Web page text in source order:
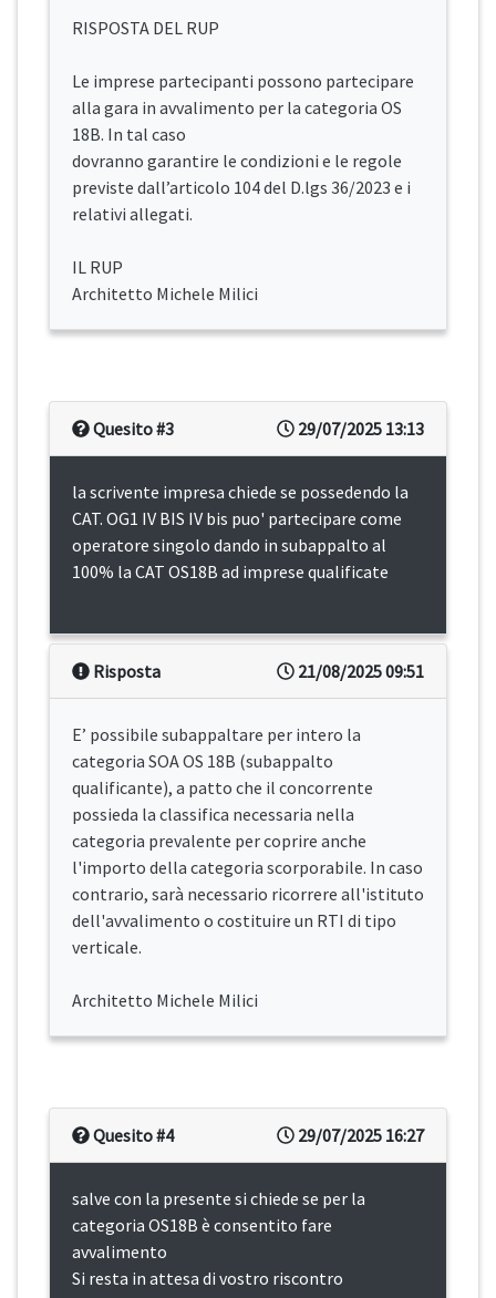
RISPOSTA DEL RUP
Le imprese partecipanti possono partecipare
alla gara in avvalimento per la categoria OS
18B. In tal caso
dovranno garantire le condizioni e le regole
previste dall’articolo 104 del D.lgs 36/2023 e i
relativi allegati.
IL RUP
Architetto Michele Milici
29/07/2025 13:13
Quesito #3
la scrivente impresa chiede se possedendo la
CAT. OG1 IV BIS IV bis puo' partecipare come
operatore singolo dando in subappalto al
100% la CAT OS18B ad imprese qualificate
21/08/2025 09:51
Risposta
E’ possibile subappaltare per intero la
categoria SOA OS 18B (subappalto
qualificante), a patto che il concorrente
possieda la classifica necessaria nella
categoria prevalente per coprire anche
l'importo della categoria scorporabile. In caso
contrario, sarà necessario ricorrere all'istituto
dell'avvalimento o costituire un RTI di tipo
verticale.
Architetto Michele Milici
29/07/2025 16:27
Quesito #4
salve con la presente si chiede se per la
categoria OS18B è consentito fare
avvalimento
Si resta in attesa di vostro riscontro